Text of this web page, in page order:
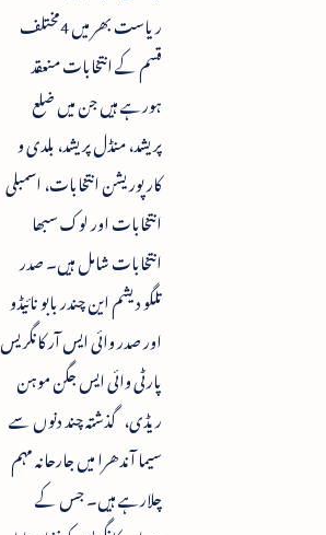
ریاست بھر میں 4مختلف
قسم کے انتخابات منعقد
ہورہے ہیں جن میں ضلع
پریشد، منڈل پریشد، بلدی و
کارپوریشن انتخابات، اسمبلی
انتخابات اور لوک سبھا
انتخابات شامل ہیں۔ صدر
تلگو دیشم این چندر بابو نائیڈو
اور صدر وائی ایس آر کانگریس
پارٹی وائی ایس جگن موہن
ریڈی، گذشتہ چند دنوں سے
سیما آندھرا میں جارحانہ مہم
چلارہے ہیں۔ جس کے